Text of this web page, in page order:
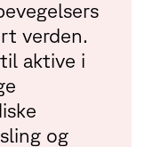
verden.
aktive i
og